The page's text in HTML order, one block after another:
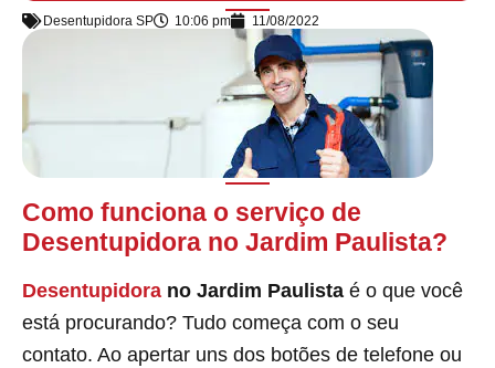
Desentupidora SP 10:06 pm 11/08/2022
Como funciona o serviço de
Desentupidora no Jardim Paulista?
Desentupidora no Jardim Paulista é o que você
está procurando? Tudo começa com o seu
contato. Ao apertar uns dos botões de telefone ou